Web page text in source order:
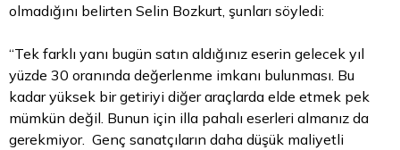
olmadığını belirten Selin Bozkurt, şunları söyledi:
“Tek farklı yanı bugün satın aldığınız eserin gelecek yıl
yüzde 30 oranında değerlenme imkanı bulunması. Bu
kadar yüksek bir getiriyi diğer araçlarda elde etmek pek
mümkün değil. Bunun için illa pahalı eserleri almanız da
gerekmiyor. Genç sanatçıların daha düşük maliyetli